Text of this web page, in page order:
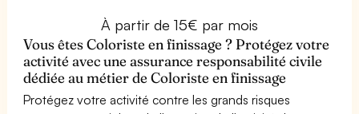
À partir de 15€ par mois
Vous êtes Coloriste en finissage ? Protégez votre
activité avec une assurance responsabilité civile
dédiée au métier de Coloriste en finissage
Protégez votre activité contre les grands risques